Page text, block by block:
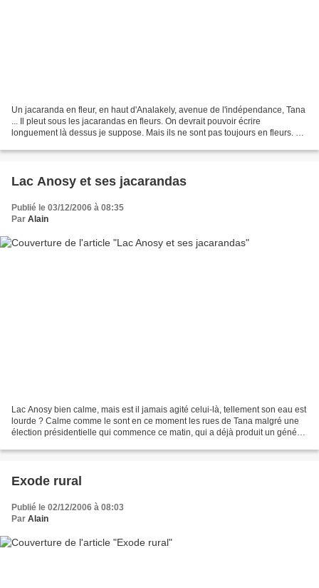
Un jacaranda en fleur, en haut d'Analakely, avenue de l'indépendance, Tana
... Il pleut sous les jacarandas en fleurs. On devrait pouvoir écrire
longuement là dessus je suppose. Mais ils ne sont pas toujours en fleurs. Y
Lac Anosy et ses jacarandas
Publié le 03/12/2006 à 08:35
Par Alain
Lac Anosy bien calme, mais est il jamais agité celui-là, tellement son eau est
lourde ? Calme comme le sont en ce moment les rues de Tana malgré une
élection présidentielle qui commence ce matin, qui a déjà produit un général
Exode rural
Publié le 02/12/2006 à 08:03
Par Alain